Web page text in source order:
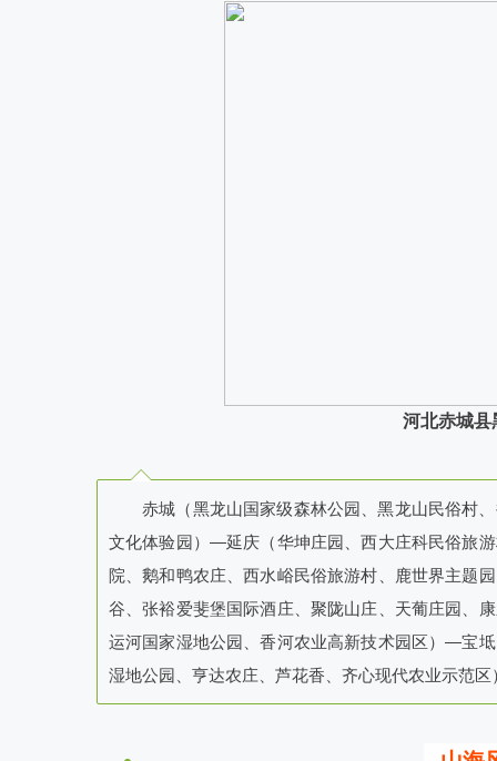
河北赤城
赤城（黑龙山国家级森林公园、黑龙山民俗村
文化体验园）—延庆（华坤庄园、西大庄科民俗旅
院、鹅和鸭农庄、西水峪民俗旅游村、鹿世界主题
谷、张裕爱斐堡国际酒庄、聚陇山庄、天葡庄园、
运河国家湿地公园、香河农业高新技术园区）—宝
湿地公园、亨达农庄、芦花香、齐心现代农业示范区